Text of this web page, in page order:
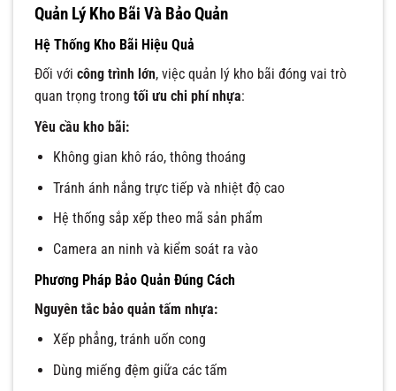
Quản Lý Kho Bãi Và Bảo Quản
Hệ Thống Kho Bãi Hiệu Quả
Đối với công trình lớn, việc quản lý kho bãi đóng vai trò
quan trọng trong tối ưu chi phí nhựa:
Yêu cầu kho bãi:
Không gian khô ráo, thông thoáng
Tránh ánh nắng trực tiếp và nhiệt độ cao
Hệ thống sắp xếp theo mã sản phẩm
Camera an ninh và kiểm soát ra vào
Phương Pháp Bảo Quản Đúng Cách
Nguyên tắc bảo quản tấm nhựa:
Xếp phẳng, tránh uốn cong
Dùng miếng đệm giữa các tấm